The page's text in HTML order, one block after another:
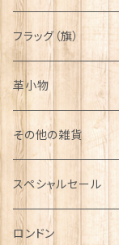
フラッグ（旗）
革小物
その他の雑貨
ミニカー
チャーム
スペシャルセール
ロンドン